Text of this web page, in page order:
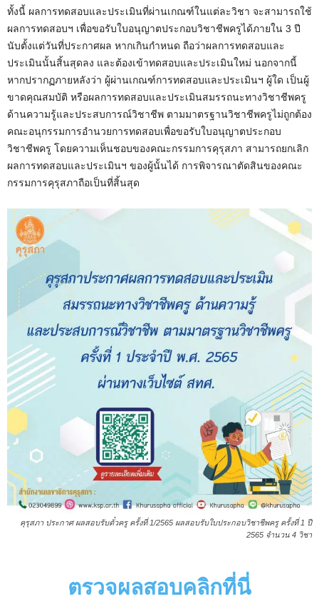
u
t
e
ทั้งนี้ ผลการทดสอบและประเมินที่ผ่านเกณฑ์ในแต่ละวิชา จะสามารถใช้
ผลการทดสอบฯ เพื่อขอรับใบอนุญาตประกอบวิชาชีพครูได้ภายใน 3 ปี
นับตั้งแต่วันที่ประกาศผล หากเกินกำหนด ถือว่าผลการทดสอบและ
ประเมินนั้นสิ้นสุดลง และต้องเข้าทดสอบและประเมินใหม่ นอกจากนี้
หากปรากฏภายหลังว่า ผู้ผ่านเกณฑ์การทดสอบและประเมินฯ ผู้ใด เป็นผู้
ขาดคุณสมบัติ หรือผลการทดสอบและประเมินสมรรถนะทางวิชาชีพครู
ด้านความรู้และประสบการณ์วิชาชีพ ตามมาตรฐานวิชาชีพครูไม่ถูกต้อง
คณะอนุกรรมการอำนวยการทดสอบเพื่อขอรับใบอนุญาตประกอบ
วิชาชีพครู โดยความเห็นชอบของคณะกรรมการคุรุสภา สามารถยกเลิก
ผลการทดสอบและประเมินฯ ของผู้นั้นได้ การพิจารณาตัดสินของคณะ
กรรมการคุรุสภาถือเป็นที่สิ้นสุด
คุรุสภา ประกาศ ผลสอบรับตั๋วครู ครั้งที่ 1/2565 ผลสอบรับใบประกอบวิชาชีพครู ครั้งที่ 1 ปี
2565 จำนวน 4 วิชา
ตรวจผลสอบคลิกที่นี่